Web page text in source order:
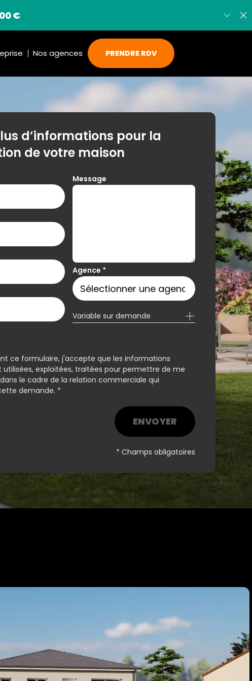
€
Nos agences PRENDRE RDV
d’informations pour la
de votre maison
Message
Agence *
Variable sur demande
ce formulaire, j'accepte que les informations
utilisées, exploitées, traitées pour permettre de me
le cadre de la relation commerciale qui
demande. *
ENVOYER
* Champs obligatoires